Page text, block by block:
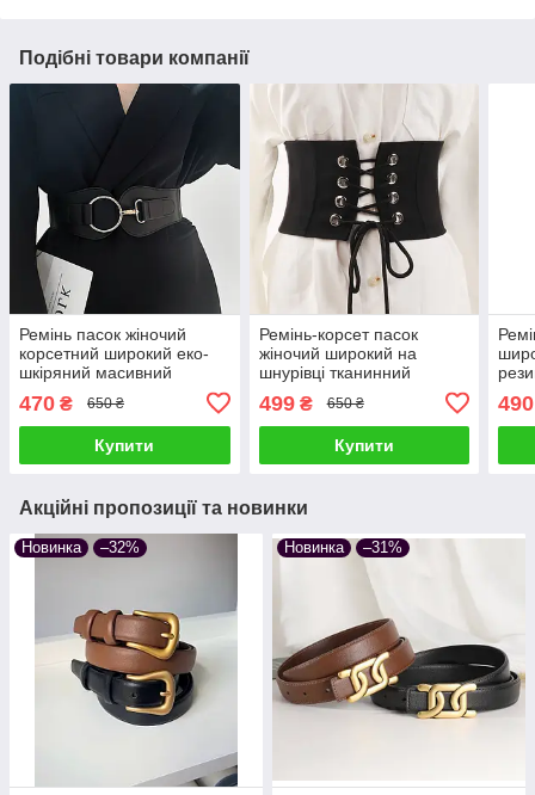
Подібні товари компанії
Ремінь пасок жіночий
корсетний широкий еко-
шкіряний масивний
гумка Чорний
470 ₴ 650 ₴
Купити
Ремінь-корсет пасок
жіночий широкий на
шнурівці тканинний
чорний масивний на гумці
XS-S
499₴ 650 ₴
Купити
490
Акційні пропозиції та новинки
Новинка –32% Новинка –31%